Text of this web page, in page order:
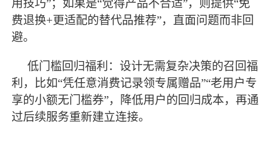
用技巧”；如果是“觉得产品不合适”，则提供“免
费退换+更适配的替代品推荐”，直面问题而非回
避。
低门槛回归福利：设计无需复杂决策的召回福
利，比如“凭任意消费记录领专属赠品”“老用户专
享的小额无门槛券”，降低用户的回归成本，再通
过后续服务重新建立连接。